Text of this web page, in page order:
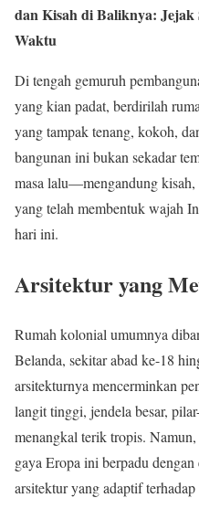
dan Kisah di Baliknya:
Waktu
Di tengah gemuruh
yang kian padat, berdirilah
yang tampak tenang, kokoh,
bangunan ini bukan sekadar
masa lalu—mengandung
yang telah membentuk wajah
hari ini.
Arsitektur yang
Rumah kolonial umumnya
Belanda, sekitar abad ke-18
arsitekturnya mencerminkan
langit tinggi, jendela besar,
menangkal terik tropis.
gaya Eropa ini berpadu
arsitektur yang adaptif